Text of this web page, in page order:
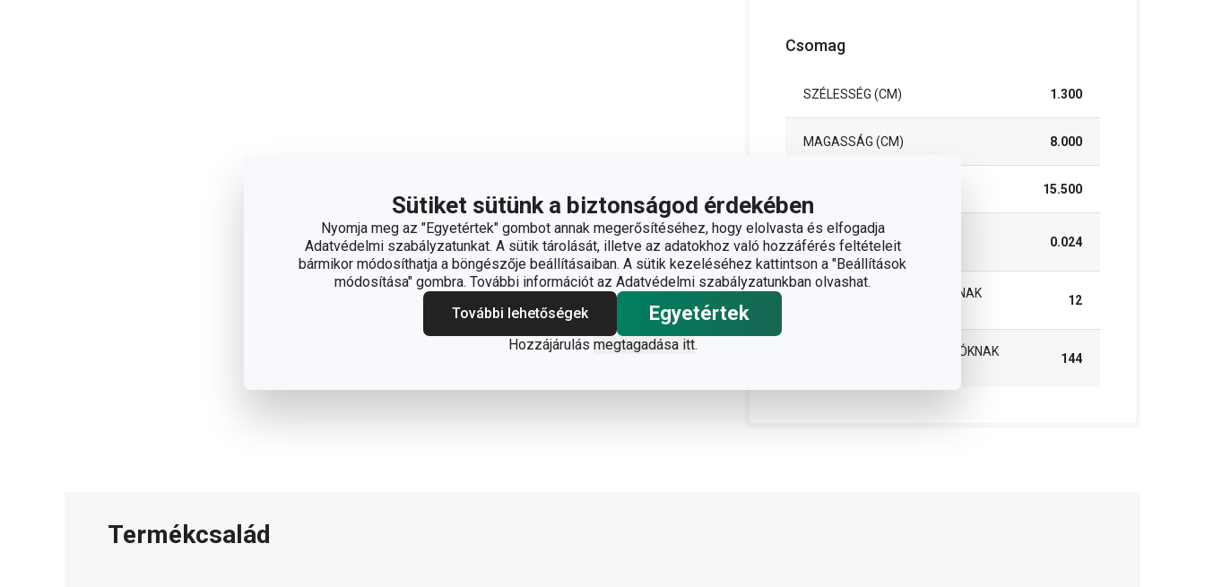
Sütiket sütünk a biztonságod érdekében
Nyomja meg az "Egyetértek" gombot annak megerősítéséhez, hogy elolvasta és elfogadja
Adatvédelmi szabályzatunkat. A sütik tárolását, illetve az adatokhoz való hozzáférés feltételeit
bármikor módosíthatja a böngészője beállításaiban. A sütik kezeléséhez kattintson a "Beállítások
módosítása" gombra. További információt az Adatvédelmi szabályzatunkban olvashat.
További lehetőségek
Egyetértek
Hozzájárulás megtagadása itt.
Csomag
SZÉLESSÉG (CM) 1.300
MAGASSÁG (CM) 8.000
15.500
SÚLYA, BELEÉRTVE A
CSOMAGOLÁST (KG)
0.024
INNER BOX B2B VÁSÁRLÓKNAK
12
MASTER BOX B2B VÁSÁRLÓKNAK
144
Termékcsalád